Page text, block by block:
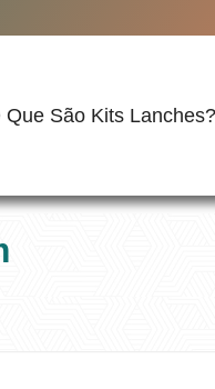
Que São Kits Lanches?